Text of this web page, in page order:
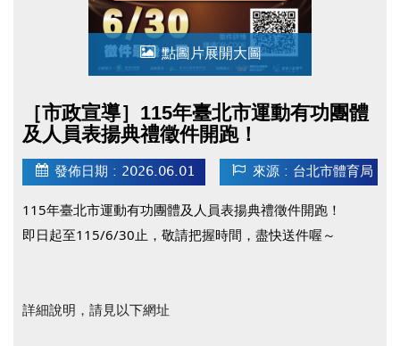
點圖片展開大圖
［市政宣導］115年臺北市運動有功團體
及人員表揚典禮徵件開跑！
發佈日期 : 2026.06.01 來源 : 台北市體育局
115年臺北市運動有功團體及人員表揚典禮徵件開跑！
即日起至115/6/30止，敬請把握時間，盡快送件喔～
詳細說明，請見以下網址